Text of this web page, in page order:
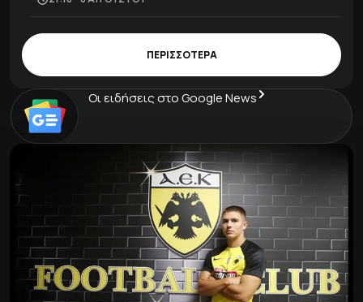
ΠΕΡΙΣΣΟΤΕΡΑ
Οι ειδήσεις στο Google News